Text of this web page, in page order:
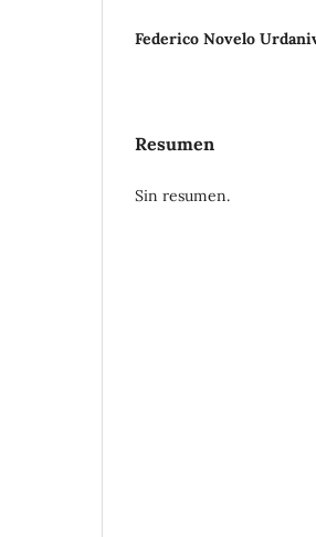
Federico Novelo
Resumen
Sin resumen.